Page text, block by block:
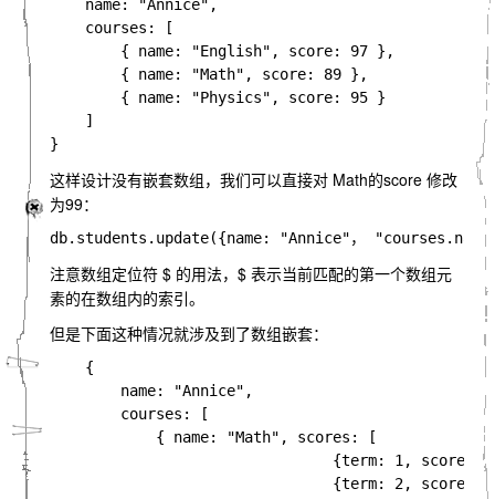
    name: "Annice",
    courses: [
        { name: "English", score: 97 },
        { name: "Math", score: 89 },
        { name: "Physics", score: 95 }
    ]
这样设计没有嵌套数组，我们可以直接对 Math的score 修改
为99：
注意数组定位符 $ 的用法，$ 表示当前匹配的第一个数组元
素的在数组内的索引。
但是下面这种情况就涉及到了数组嵌套：
    {
        name: "Annice",
        courses: [
            { name: "Math", scores: [
{term: 1, score:
{term: 2, score: